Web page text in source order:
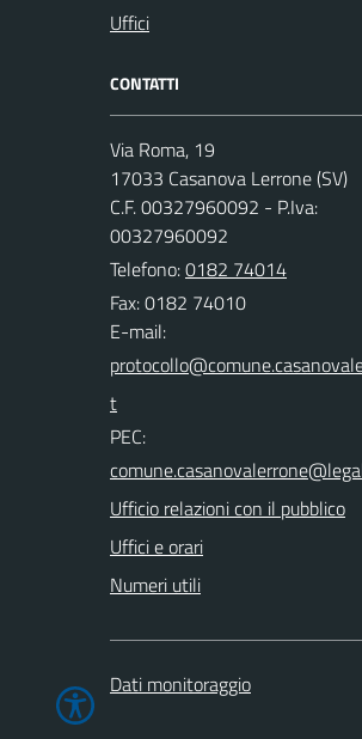
Uffici
CONTATTI
Via Roma, 19
17033 Casanova Lerrone (SV)
C.F. 00327960092 - P.Iva:
00327960092
Telefono:0182 74014
Fax: 0182 74010
E-mail:
PEC:
Ufficio relazioni con il pubblico
Uffici e orari
Numeri utili
Dati monitoraggio